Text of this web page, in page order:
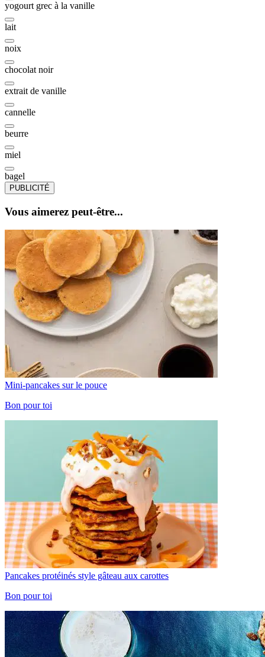
yogourt grec à la vanille
lait
noix
chocolat noir
extrait de vanille
cannelle
beurre
miel
bagel
PUBLICITÉ
Vous aimerez peut-être...
Mini-pancakes sur le pouce
Bon pour toi
Pancakes protéinés style gâteau aux carottes
Bon pour toi